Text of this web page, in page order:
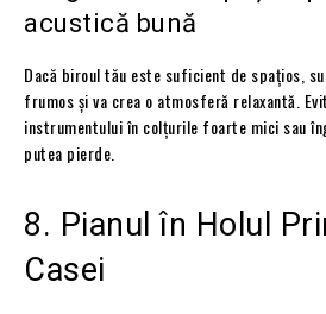
acustică bună
Dacă biroul tău este suficient de spațios,
frumos și va crea o atmosferă relaxantă.
instrumentului în colțurile foarte mici sau
putea pierde.
8. Pianul în Holul
Casei